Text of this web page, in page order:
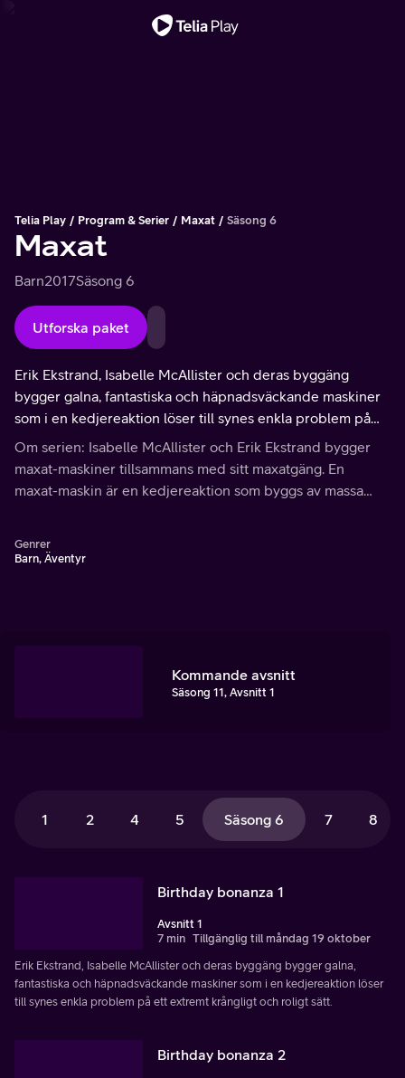
Telia Play Program & Serier Maxat Säsong 6
Maxat
Barn2017Säsong 6
Utforska paket
Erik Ekstrand, Isabelle McAllister och deras byggäng
bygger galna, fantastiska och häpnadsväckande maskiner
som i en kedjereaktion löser till synes enkla problem på
ett extremt krångligt och roligt sätt.
Om serien: Isabelle McAllister och Erik Ekstrand bygger
maxat-maskiner tillsammans med sitt maxatgäng. En
maxat-maskin är en kedjereaktion som byggs av massa
Genrer
Barn, Äventyr
Kommande avsnitt
Säsong 11, Avsnitt 1
1 2 4 5 Säsong 6 7 8
Birthday bonanza 1
Avsnitt 1
7 min Tillgänglig till måndag 19 oktober
Erik Ekstrand, Isabelle McAllister och deras byggäng bygger galna,
fantastiska och häpnadsväckande maskiner som i en kedjereaktion löser
till synes enkla problem på ett extremt krångligt och roligt sätt.
Birthday bonanza 2